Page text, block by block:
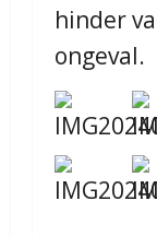
hinder
ongeval.